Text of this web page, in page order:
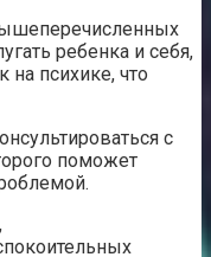
ребенка и себя,
на психике, что
с
поможет